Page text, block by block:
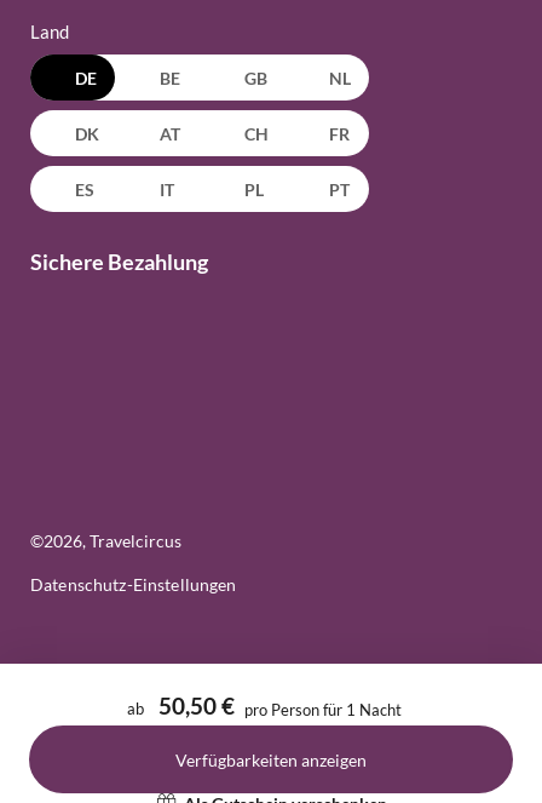
Bestätigen
ab 50,50 € pro Person für 1 Nacht
Verfügbarkeiten anzeigen
Land
DE BE GB NL
DK AT CH FR
ES IT PL PT
Sichere Bezahlung
©2026, Travelcircus
Datenschutz-Einstellungen